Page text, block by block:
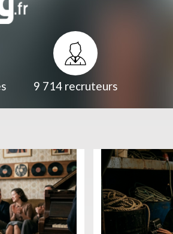
9 714 recruteurs